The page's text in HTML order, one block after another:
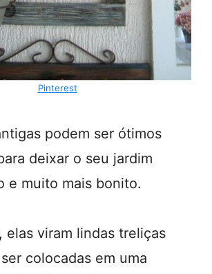
Pinterest
podem ser ótimos
deixar o seu jardim
e muito mais bonito.
elas viram lindas treliças
colocadas em uma